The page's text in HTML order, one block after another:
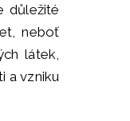
důležité
neboť
látek,
a vzniku